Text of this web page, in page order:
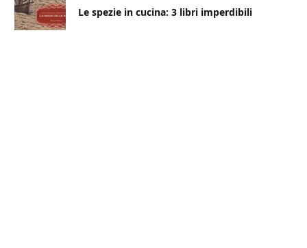
Le spezie in cucina: 3 libri imperdibili